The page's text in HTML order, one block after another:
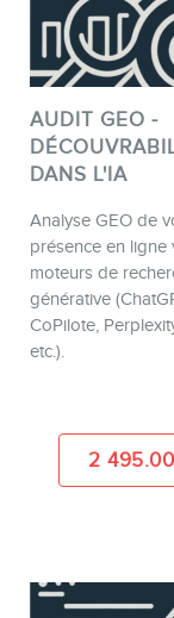
AUDIT GEO -
DANS L'IA
Analyse GEO de
présence en ligne
moteurs de
générative
CoPilote,
etc.).
2 495.00